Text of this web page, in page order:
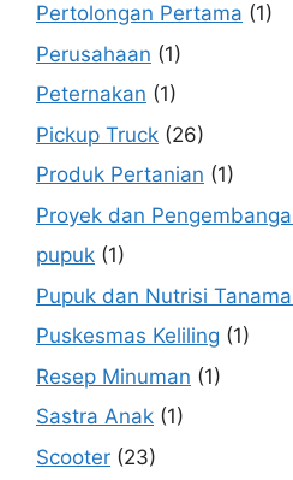
Pertolongan Pertama (1)
Perusahaan (1)
Peternakan (1)
Pickup Truck (26)
Produk Pertanian (1)
Proyek dan
pupuk (1)
Pupuk dan Nutrisi
Puskesmas Keliling (1)
Resep Minuman (1)
Sastra Anak (1)
Scooter (23)